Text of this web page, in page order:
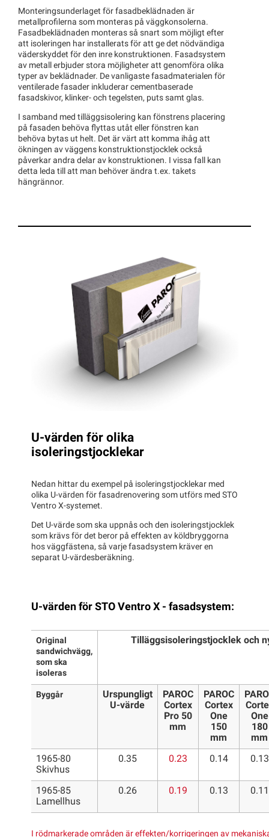
Monteringsunderlaget för fasadbeklädnaden är
metallprofilerna som monteras på väggkonsolerna.
Fasadbeklädnaden monteras så snart som möjligt efter
att isoleringen har installerats för att ge det nödvändiga
väderskyddet för den inre konstruktionen. Fasadsystem
av metall erbjuder stora möjligheter att genomföra olika
typer av beklädnader. De vanligaste fasadmaterialen för
ventilerade fasader inkluderar cementbaserade
fasadskivor, klinker- och tegelsten, puts samt glas.
I samband med tilläggsisolering kan fönstrens placering
på fasaden behöva flyttas utåt eller fönstren kan
behöva bytas ut helt. Det är värt att komma ihåg att
ökningen av väggens konstruktionstjocklek också
påverkar andra delar av konstruktionen. I vissa fall kan
detta leda till att man behöver ändra t.ex. takets
hängrännor.
U-värden för olika
isoleringstjocklekar
Nedan hittar du exempel på isoleringstjocklekar med
olika U-värden för fasadrenovering som utförs med STO
Ventro X-systemet.
Det U-värde som ska uppnås och den isoleringstjocklek
som krävs för det beror på effekten av köldbryggorna
hos väggfästena, så varje fasadsystem kräver en
separat U-värdesberäkning.
U-värden för STO Ventro X - fasadsystem:
Original
sandwichvägg,
som ska
isoleras
Tilläggsisoleringstjocklek och
Byggår
Urspungligt
U-värde
PAROC
Cortex
Pro 50
mm
PAROC
Cortex
One
150
mm
One
180
mm
1965-80
Skivhus
0.35 0.23 0.14 0.13
1965-85
Lamellhus
0.26 0.19 0.13 0.11
I rödmarkerade områden är effekten/korrigeringen av